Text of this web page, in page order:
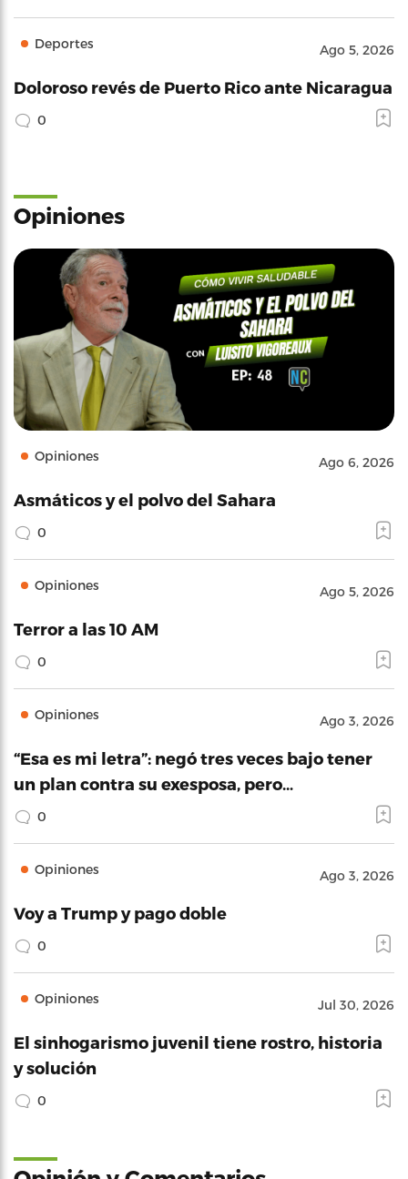
Deportes Ago 5, 2026
Doloroso revés de Puerto Rico ante Nicaragua
0
Opiniones
Opiniones Ago 6, 2026
Asmáticos y el polvo del Sahara
0
Opiniones Ago 5, 2026
Terror a las 10 AM
0
Opiniones Ago 3, 2026
“Esa es mi letra”: negó tres veces bajo tener
un plan contra su exesposa, pero…
0
Opiniones Ago 3, 2026
Voy a Trump y pago doble
0
Opiniones Jul 30, 2026
El sinhogarismo juvenil tiene rostro, historia
y solución
0